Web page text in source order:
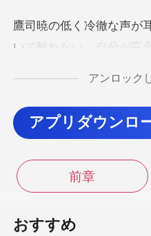
いて離れない。自分が完
ぶつけるようなメッセー
アンロック
アプリダウンロ
前章
おすすめ